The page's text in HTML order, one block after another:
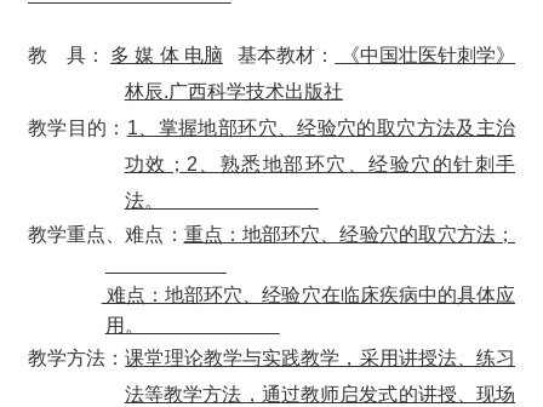
教 具： 多 媒 体 电脑 基本教材：
《中国壮医针刺学》
林辰.广西科学技术出版社
教学目的： 1、掌握地部环穴、经验穴的取穴方法及主治
功效； 2、熟悉地部环穴、经验穴的针刺手
法。
教学重点、难点： 重点： 地部环穴、经验穴的取穴方法；
难点：地部环穴、经验穴在临床疾病中的具体应
用。
教学方法：课堂理论教学与实践教学，采用讲授法、练习
法等教学方法，通过教师启发式的讲授、现场